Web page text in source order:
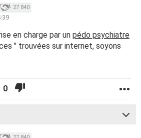
27 840
en charge par un pédo psychiatre
" trouvées sur internet, soyons
0